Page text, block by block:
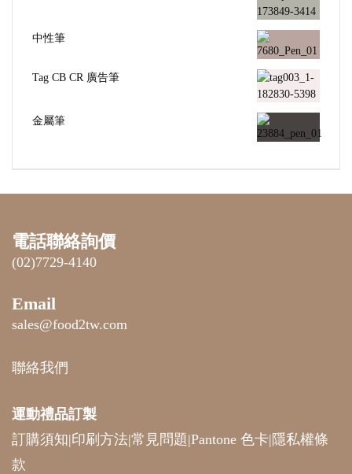
中性筆
Tag CB CR 廣告筆
金屬筆
電話聯絡詢價
(02)7729-4140
Email
sales@food2tw.com
聯絡我們
運動禮品訂製
訂購須知|印刷方法|常見問題|Pantone 色卡| 隱私權條
款